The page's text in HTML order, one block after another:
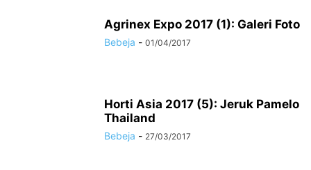
Agrinex Expo 2017 (1): Galeri Foto
Bebeja - 01/04/2017
Horti Asia 2017 (5): Jeruk Pamelo
Thailand
Bebeja - 27/03/2017